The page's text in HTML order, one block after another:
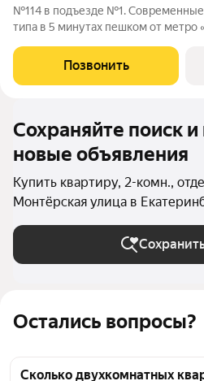
Остались вопросы?
Сколько двухкомнатных
№114 в подъезде №1. Современные
типа в 5 минутах пешком от метро
благоустроенная площадь рядом с
закрытый двор.
Позвонить
Сохраняйте поиск и
новые объявления
Купить квартиру, 2-комн.,
Монтёрская улица в